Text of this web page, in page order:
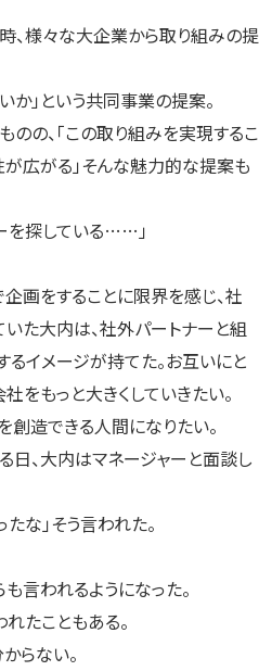
、様々な大企業から取り組みの提
か」という共同事業の提案。
の、「この取り組みを実現するこ
が広がる」そんな魅力的な提案も
を探している……」
画をすることに限界を感じ、社
た大内は、社外パートナーと組
るイメージが持てた。お互いにと
をもっと大きくしていきたい。
創造できる人間になりたい。
日、大内はマネージャーと面談し
な」そう言われた。
言われるようになった。
たこともある。
らない。